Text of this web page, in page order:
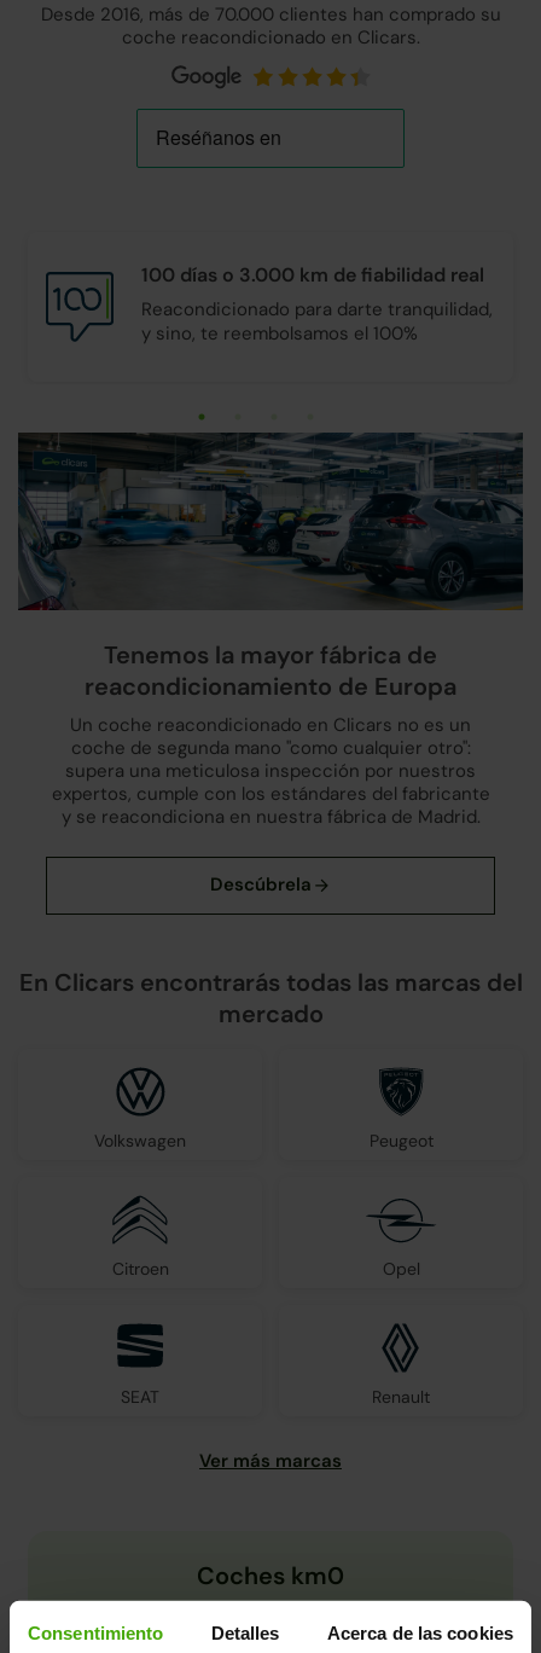
Consentimiento Detalles Acerca de las cookies
Desde 2016, más de 70.000 clientes han comprado su
coche reacondicionado en Clicars.
100 días o 3.000 km defiabilidad real
Reacondicionado para darte tranquilidad,
y sino, te reembolsamos el 100%
Tenemos la mayor fábrica de
reacondicionamiento de Europa
Un coche reacondicionado en Clicars no es un
coche de segunda mano "como cualquier otro":
supera una meticulosa inspección por nuestros
expertos, cumple con los estándares del fabricante
y se reacondiciona en nuestra fábrica de Madrid.
En Clicars encontrarás todas las marcas del
mercado
Volkswagen Peugeot
Citroen Opel
SEAT Renault
Coches km0